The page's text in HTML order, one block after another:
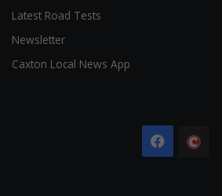
Latest Road Tests
Newsletter
Caxton Local News App
Facebook